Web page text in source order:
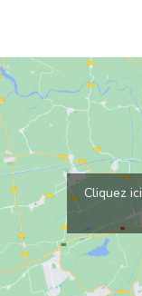
Cliquez